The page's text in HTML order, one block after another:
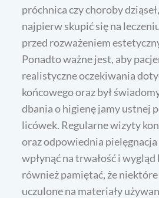
próchnica czy choroby
najpierw skupić się na
przed rozważeniem
Ponadto ważne jest, aby
realistyczne oczekiwania
końcowego oraz był
dbania o higienę jamy ustnej
licówek. Regularne wizyty
oraz odpowiednia pielęgnacja
wpłynąć na trwałość i
również pamiętać, że
uczulone na materiały